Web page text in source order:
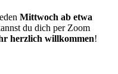
Mittwoch ab etwa
du dich per Zoom
herzlich willkommen!